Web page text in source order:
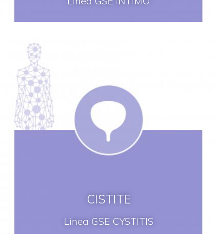
CISTITE
Linea GSE CYSTITIS